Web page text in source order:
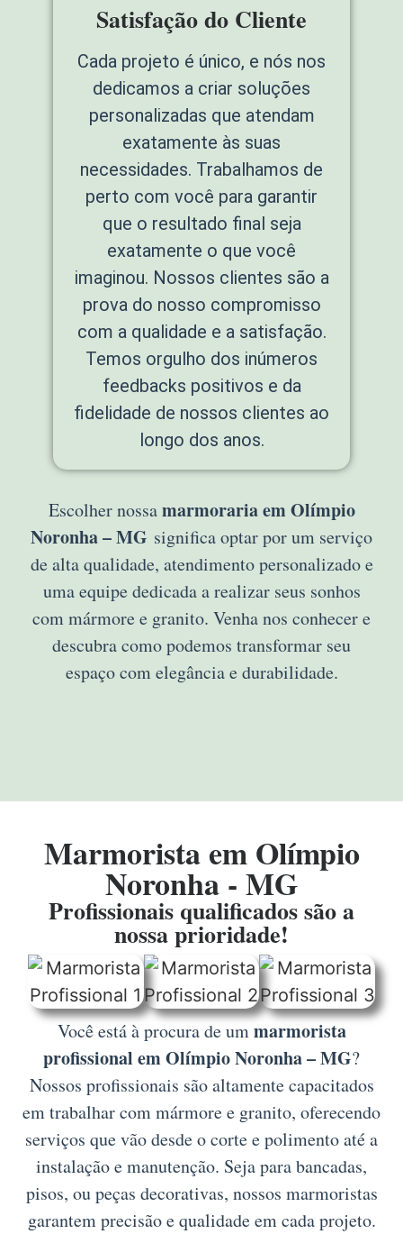
Satisfação do Cliente
Cada projeto é único, e nós nos
dedicamos a criar soluções
personalizadas que atendam
exatamente às suas
necessidades. Trabalhamos de
perto com você para garantir
que o resultado final seja
exatamente o que você
imaginou. Nossos clientes são a
prova do nosso compromisso
com a qualidade e a satisfação.
Temos orgulho dos inúmeros
feedbacks positivos e da
fidelidade de nossos clientes ao
longo dos anos.
Escolher nossamarmoraria em Olímpio
Noronha – MG significa optar por um serviço
de alta qualidade, atendimento personalizado e
uma equipe dedicada a realizar seus sonhos
com mármore e granito. Venha nos conhecer e
descubra como podemos transformar seu
espaço com elegância e durabilidade.
Marmorista em Olímpio
Noronha - MG
Profissionais qualificados são a
nossa prioridade!
Você está à procura de ummarmorista
profissional em Olímpio Noronha – MG?
Nossos profissionais são altamente capacitados
em trabalhar com mármore e granito, oferecendo
serviços que vão desde o corte e polimento até a
instalação e manutenção. Seja para bancadas,
pisos, ou peças decorativas, nossos marmoristas
garantem precisão e qualidade em cada projeto.